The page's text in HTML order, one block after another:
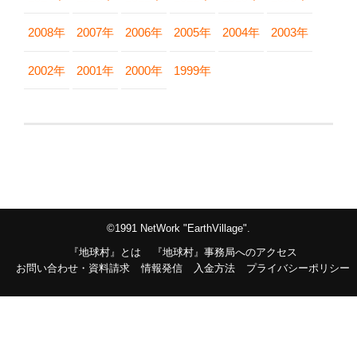
2008年 2007年 2006年 2005年 2004年 2003年
2002年 2001年 2000年 1999年
©1991 NetWork "EarthVillage".
『地球村』とは
『地球村』事務局へのアクセス
お問い合わせ・資料請求
情報発信 入金方法 プライバシーポリシー